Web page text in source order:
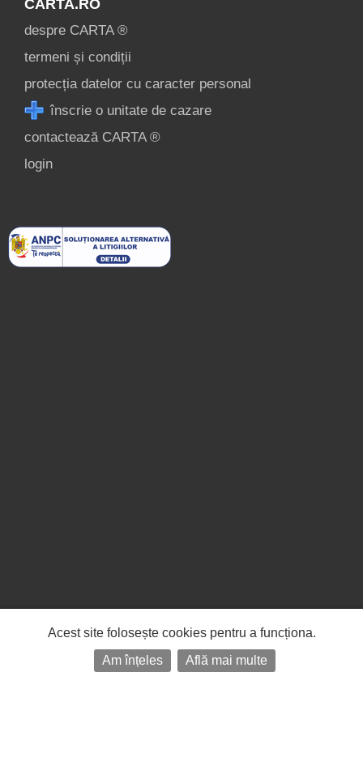
CARTA.RO
despre CARTA ®
termeni și condiții
protecția datelor cu caracter personal
înscrie o unitate de cazare
contactează CARTA ®
login
Acest site folosește cookies pentru a funcționa.
Am înțeles
Află mai multe